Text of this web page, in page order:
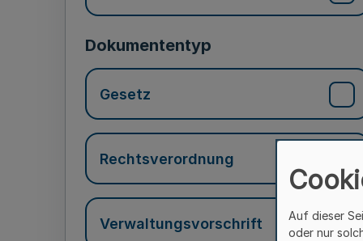
Dokumententyp
Gesetz
Rechtsverordnung
Verwaltungsvorschrift
Auf dieser
oder nur